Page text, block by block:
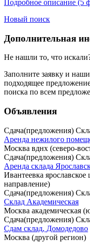
Подробное описание (5
Новый поиск
Дополнительная
Не нашли то, что
Заполните заявку и наши
подходящее
поиска по всем
Объявления
Сдача(предложения)
Аренда нежилого
Москва вднх (северо-
Сдача(предложения)
Аренда склада
Ивантеевка ярославское
направление)
Сдача(предложения)
Склад Академическая
Москва академическая
Сдача(предложения)
Сдам склад, Домодедово
Москва (другой регион)